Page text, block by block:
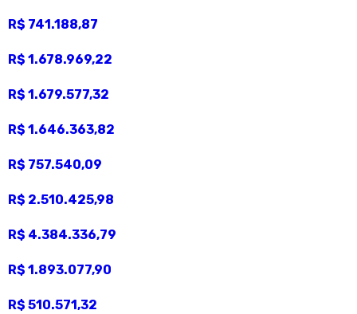
R$ 741.188,87
R$ 1.678.969,22
R$ 1.679.577,32
R$ 1.646.363,82
R$ 757.540,09
R$ 2.510.425,98
R$ 4.384.336,79
R$ 1.893.077,90
R$ 510.571,32